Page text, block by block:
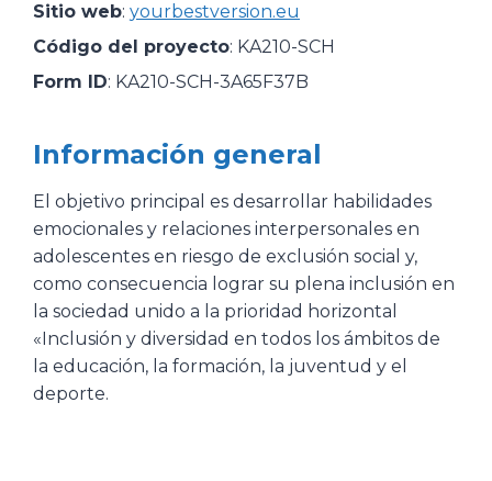
Sitio web: yourbestversion.eu
Código del proyecto: KA210-SCH
Form ID: KA210-SCH-3A65F37B
Información general
El objetivo principal es desarrollar habilidades
emocionales y relaciones interpersonales en
adolescentes en riesgo de exclusión social y,
como consecuencia lograr su plena inclusión en
la sociedad unido a la prioridad horizontal
«Inclusión y diversidad en todos los ámbitos de
la educación, la formación, la juventud y el
deporte.